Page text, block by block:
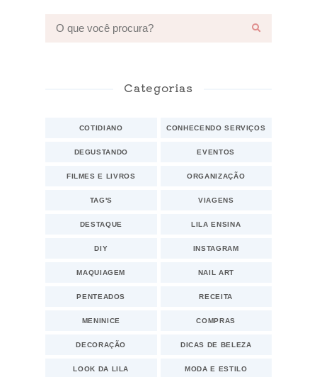
Categorias
COTIDIANO CONHECENDO SERVIÇOS
DEGUSTANDO EVENTOS
FILMES E LIVROS ORGANIZAÇÃO
TAG'S VIAGENS
DESTAQUE LILA ENSINA
DIY INSTAGRAM
MAQUIAGEM NAIL ART
PENTEADOS RECEITA
MENINICE COMPRAS
DECORAÇÃO DICAS DE BELEZA
LOOK DA LILA MODA E ESTILO